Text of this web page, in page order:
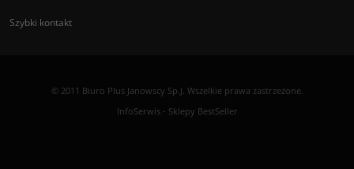
Szybki kontakt
© 2011 Biuro Plus Janowscy Sp.J. Wszelkie prawa zastrzeżone.
InfoSerwis- Sklepy BestSeller